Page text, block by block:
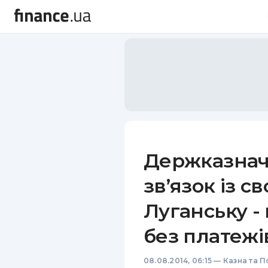
зв’язок із
Луганську
без
08.08.2014, 06:15 — Казна та